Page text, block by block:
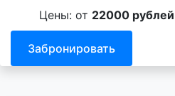
Цены: от 22000 рублей
Забронировать